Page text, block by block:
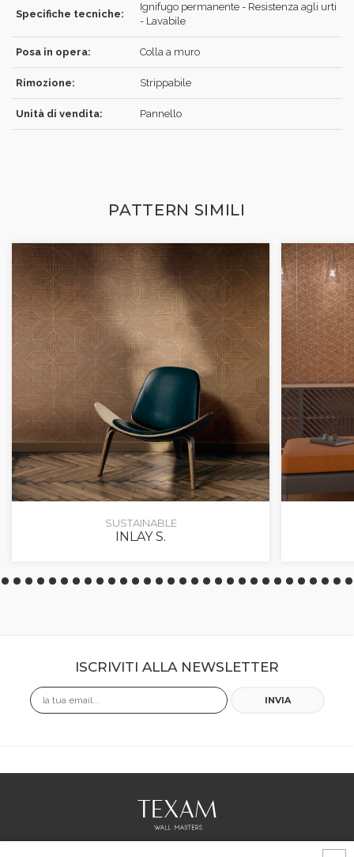
Specifiche tecniche:
Ignifugo permanente - Resistenza agli urti
- Lavabile
Posa in opera: Colla a muro
Rimozione: Strippabile
Unità di vendita: Pannello
PATTERN SIMILI
SUSTAINABLE
INLAY S.
ISCRIVITI ALLA NEWSLETTER
Email INVIA